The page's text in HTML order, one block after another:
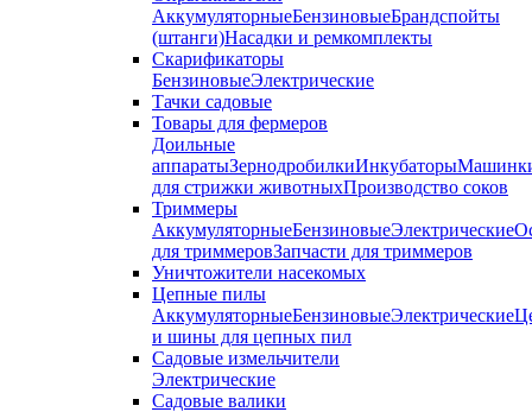
АккумуляторныеБензиновыеБрандспойты
(штанги)Насадки и ремкомплекты
Скарификаторы
БензиновыеЭлектрические
Тачки садовые
Товары для фермеров
Доильные
аппаратыЗернодробилкиИнкубаторы
для стрижки животныхПроизводство соков
Триммеры
АккумуляторныеБензиновыеЭлектрические
для триммеровЗапчасти для триммеров
Уничтожители насекомых
Цепные пилы
АккумуляторныеБензиновыеЭлектрические
и шины для цепных пил
Садовые измельчители
Электрические
Садовые валики